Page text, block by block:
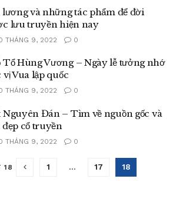
lương và những tác phẩm để đời
lưu truyền hiện nay
THÁNG 9, 2022 0
Tổ Hùng Vương – Ngày lễ tưởng nhớ
vị Vua lập quốc
THÁNG 9, 2022 0
Nguyên Đán – Tìm về nguồn gốc và
đẹp cổ truyền
THÁNG 9, 2022 0
18 1 … 17 18